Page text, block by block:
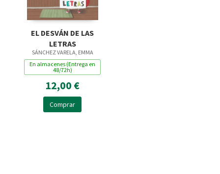
EL DESVÁN DE LAS
LETRAS
SÁNCHEZ VARELA, EMMA
En almacenes (Entrega en
48/72h)
12,00 €
Comprar